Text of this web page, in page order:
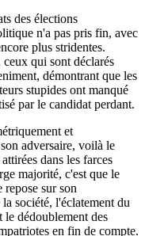
des élections
n'a pas pris fin, avec
plus stridentes.
qui sont déclarés
démontrant que les
stupides ont manqué
par le candidat perdant.
et
adversaire, voilà le
dans les farces
majorité, c'est que le
repose sur son
société, l'éclatement du
le dédoublement des
en fin de compte.